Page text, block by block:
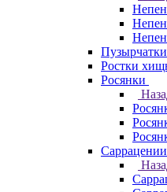
Пузырчатки
Ростки
Росянки
Саррацении